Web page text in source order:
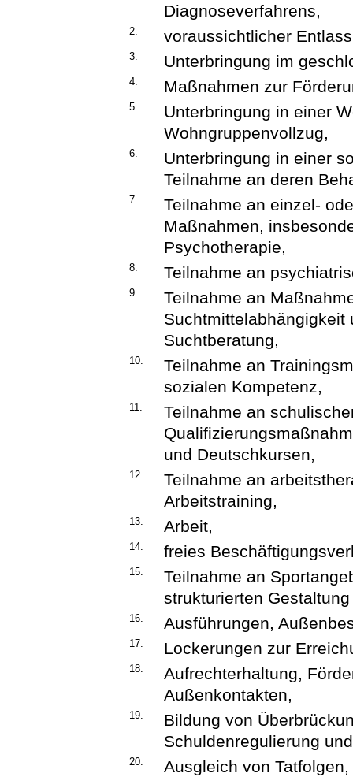
Diagnoseverfahrens,
2. voraussichtlicher
3. Unterbringung im
4. Maßnahmen zur
5.
Unterbringung in einer
Wohngruppenvollzug,
6.
Unterbringung in einer
Teilnahme an deren
7.
Teilnahme an einzel-
Maßnahmen,
Psychotherapie,
8. Teilnahme an
9.
Teilnahme an
Suchtberatung,
10.
Teilnahme an
sozialen Kompetenz,
11.
Teilnahme an
und Deutschkursen,
12.
Teilnahme an
Arbeitstraining,
13. Arbeit,
14. freies
15.
Teilnahme an
strukturierten
16. Ausführungen,
17. Lockerungen zur
18.
Aufrechterhaltung,
Außenkontakten,
19.
Bildung von
Schuldenregulierung
20. Ausgleich von